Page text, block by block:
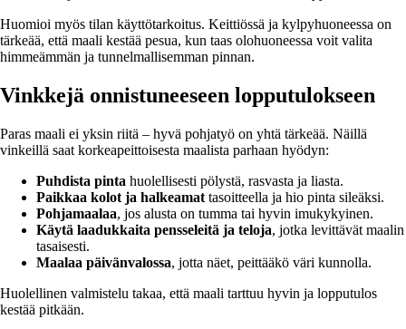
Huomioi myös tilan käyttötarkoitus. Keittiössä ja kylpyhuoneessa on
tärkeää, että maali kestää pesua, kun taas olohuoneessa voit valita
himmeämmän ja tunnelmallisemman pinnan.
Vinkkejä onnistuneeseen lopputulokseen
Paras maali ei yksin riitä – hyvä pohjatyö on yhtä tärkeää. Näillä
vinkeillä saat korkeapeittoisesta maalista parhaan hyödyn:
Puhdista pinta huolellisesti pölystä, rasvasta ja liasta.
Paikkaa kolot ja halkeamat tasoitteella ja hio pinta sileäksi.
Pohjamaalaa, jos alusta on tumma tai hyvin imukykyinen.
Käytä laadukkaita pensseleitä ja teloja, jotka levittävät maalin
tasaisesti.
Maalaa päivänvalossa, jotta näet, peittääkö väri kunnolla.
Huolellinen valmistelu takaa, että maali tarttuu hyvin ja lopputulos
kestää pitkään.